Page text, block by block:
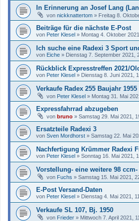
In Erinnerung an Josef Lang
von nickknattertom » Freitag 8.
Beiträge für die nächste E-Post
von Peter Klesel » Montag 4. Oktober
Ich suche eine Radexi 3 Sport
von Eiche » Dienstag 7. September 2021,
Rückblick Expresstreffen 2021/
von Peter Klesel » Dienstag 8. Juni 2021,
Verkaufe Radex 255 Baujahr 1955
von Peter Klesel » Montag 31. Mai
Expressfahrrad abzugeben
von bruno » Samstag 29. Mai 2021,
Ersatzteile Radexi 3
von Sven Mordhorst » Samstag 22. Mai
Nachfertigung Krümmer Radexi
von Peter Klesel » Sonntag 16. Mai 2021,
Vorstellung- eine weitere 98
von Fuchs » Samstag 15. Mai 2021,
E-Post Versand-Daten
von Peter Klesel » Dienstag 4. Mai 2021,
Verkaufe SL 107, Bj. 1950
von Frieder » Mittwoch 7. April 2021,